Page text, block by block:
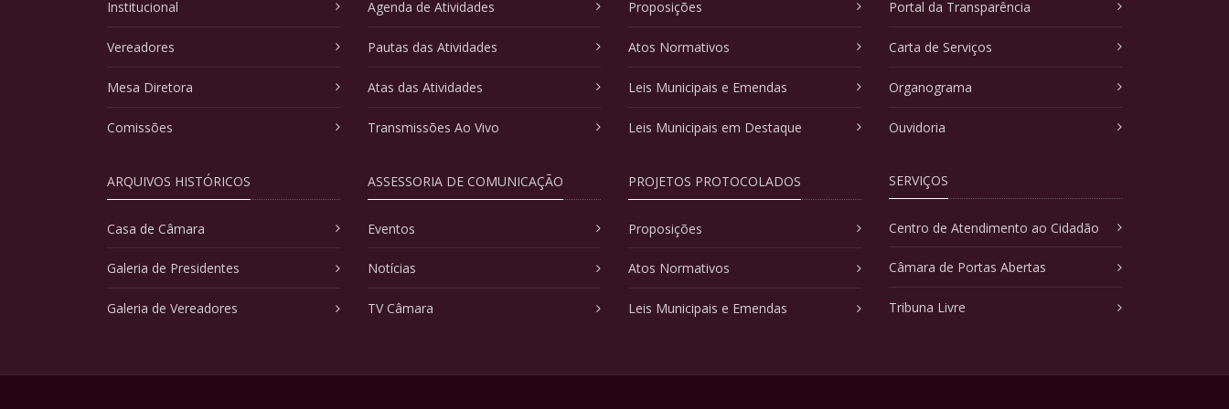
Institucional
Vereadores
Mesa Diretora
Comissões
ARQUIVOS HISTÓRICOS
Casa de Câmara
Galeria de Presidentes
Galeria de Vereadores
Agenda de Atividades
Pautas das Atividades
Atas das Atividades
Transmissões Ao Vivo
ASSESSORIA DE COMUNICAÇÃO
Eventos
Notícias
TV Câmara
Proposições
Atos Normativos
Leis Municipais e Emendas
Leis Municipais em Destaque
PROJETOS PROTOCOLADOS
Proposições
Atos Normativos
Leis Municipais e Emendas
Portal da Transparência
Carta de Serviços
Organograma
Ouvidoria
SERVIÇOS
Centro de Atendimento ao Cidadão
Câmara de Portas Abertas
Tribuna Livre